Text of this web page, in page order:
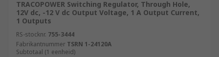
TRACOPOWER Switching Regulator, Through Hole,
12V dc, -12 V dc Output Voltage, 1 A Output Current,
1 Outputs
RS-stocknr. 755-3444
Fabrikantnummer TSRN 1-24120A
Subtotaal (1 eenheid)